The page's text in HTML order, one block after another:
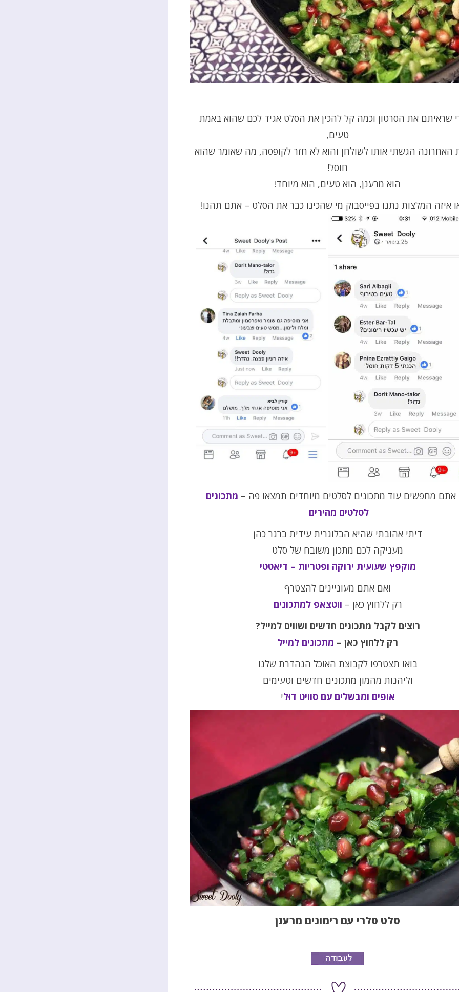
שראיתם את הסרטון וכמה קל להכין את הסלט אגיד לכם שהוא באמת
טעים,
האחרונה הגשתי אותו לשולחן והוא לא חזר לקופסה, מה שאומר שהוא
חוסל!
הוא מרענן, הוא טעים, הוא מיוחד!
איזה המלצות נתנו בפייסבוק מי שהכינו כבר את הסלט – אתם תהנו!
מחפשים עוד מתכונים לסלטים מיוחדים תמצאו פה – מתכונים
לסלטים מהירים
דיתי אהובתי שהיא הבלוגרית עידית ברגר כהן
מעניקה לכם מתכון משובח של סלט
מוקפץ שעועית ירוקה ופטריות – דיאטטי
ואם אתם מעוניינים להצטרף
רק ללחוץ כאן – ווטצאפ למתכונים
רוצים לקבל מתכונים חדשים ושווים למייל?
רק ללחוץ כאן – מתכונים למייל
בואו תצטרפו לקבוצת האוכל הנהדרת שלנו
וליהנות מהמון מתכונים חדשים וטעימים
אופים ומבשלים עם סוויט דוּלי
סלט סלרי עם רימונים מרענן